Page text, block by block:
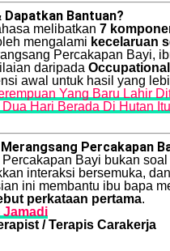
Dapatkan Bantuan?
melibatkan 7
mengalami kecelaruan
Percakapan Bayi,
daripada
awal untuk hasil yang
Yang Baru Lahir
Hari Berada Di Hutan
Percakapan
Bayi bukan
interaksi bersemuka,
ini membantu ibu bapa
perkataan pertama.
Jamadi
/ Terapis Carakerja